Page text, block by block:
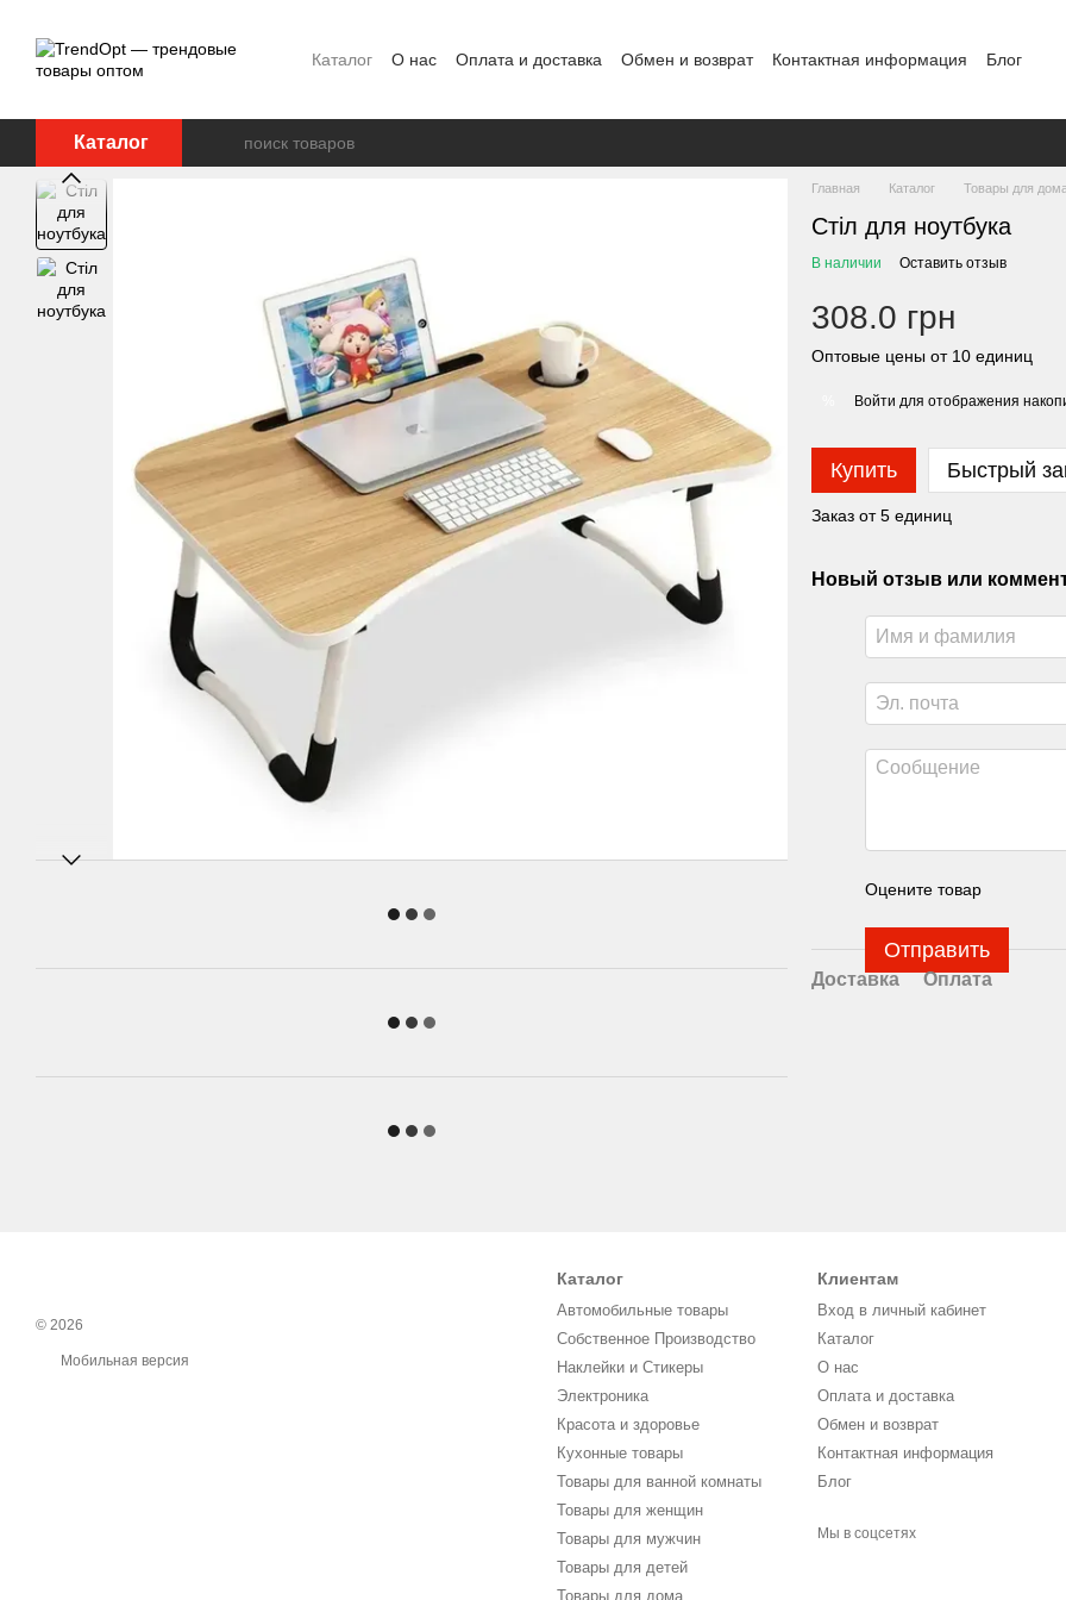
Каталог О нас Оплата и доставка Обмен и возврат Контактная информация Блог
Каталог
Главная Каталог Товары для дома
Стіл для ноутбука
В наличии Оставить отзыв
308.0 грн
Оптовые цены от 10 единиц
Войти для отображения
Купить Быстрый
Заказ от 5 единиц
Новый отзыв или
Оцените товар
Отправить
Доставка Оплата
© 2026
Мобильная версия
Каталог
Автомобильные товары
Собственное Производство
Наклейки и Стикеры
Электроника
Красота и здоровье
Кухонные товары
Товары для ванной комнаты
Товары для женщин
Товары для мужчин
Товары для детей
Товары для дома
Клиентам
Вход в личный кабинет
Каталог
О нас
Оплата и доставка
Обмен и возврат
Контактная информация
Блог
Мы в соцсетях